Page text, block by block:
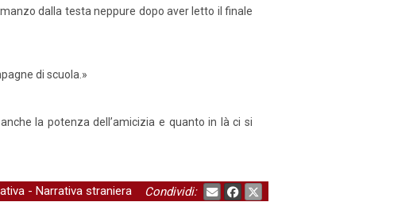
dalla testa neppure dopo aver letto il finale
di scuola.»
la potenza dell’amicizia e quanto in là ci si
- Narrativa straniera Condividi: